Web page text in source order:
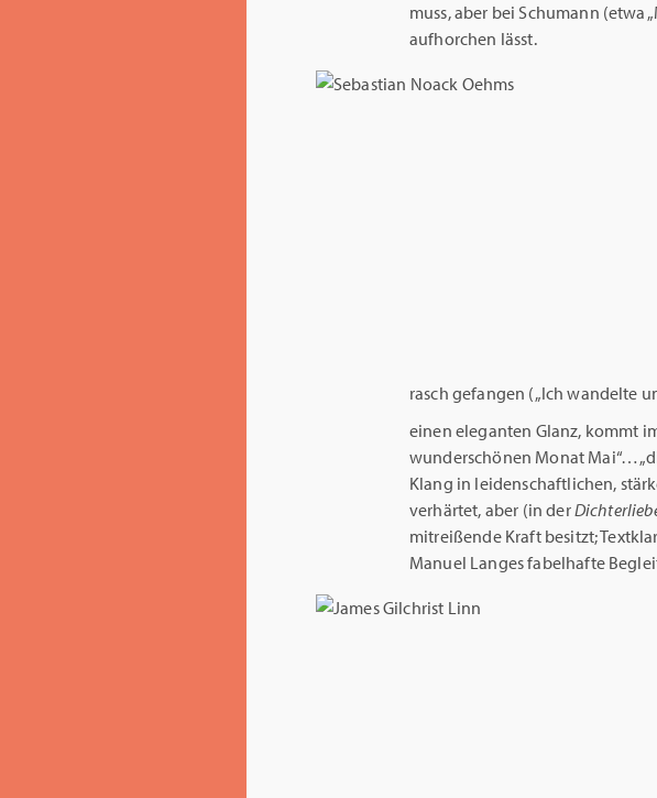
muss, aber bei Schumann (etwa
aufhorchen lässt.
rasch gefangen („Ich wandelte
einen eleganten Glanz, kommt
wunderschönen Monat Mai“…
Klang in leidenschaftlichen,
verhärtet, aber (in der
mitreißende Kraft besitzt;
Manuel Langes fabelhafte